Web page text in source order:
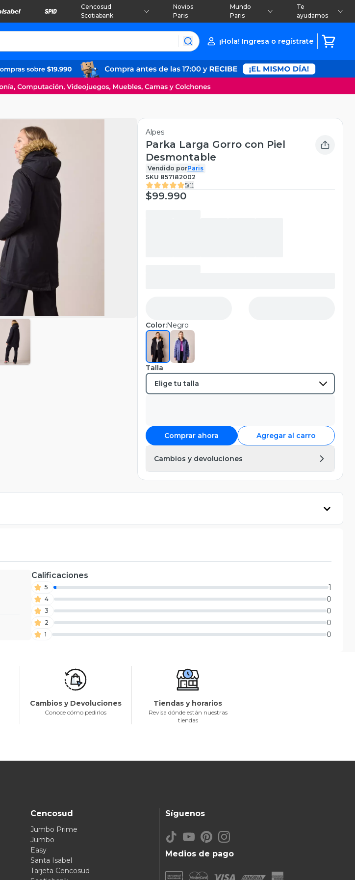
Cencosud
Scotiabank
Novios
Paris
Mundo
Paris
Te
ayudamos
¡Hola! Ingresa o regístrate
Alpes
Parka Larga Gorro con Piel
Desmontable
Vendido porParis
SKU 857182002
5(1)
$99.990
Color:Negro
Talla
Comprar ahora Agregar al carro
Cambios y devoluciones
Calificaciones
5 1
4 0
3 0
2 0
1 0
Cambios y Devoluciones
Conoce cómo pedirlos
Tiendas y horarios
Revisa dónde están nuestras
tiendas
Cencosud
Jumbo Prime
Jumbo
Easy
Santa Isabel
Tarjeta Cencosud
Medios de pago
Síguenos